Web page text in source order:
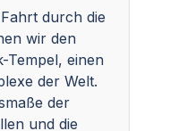
durch die
wir den
Tempel, einen
der Welt.
der
und die